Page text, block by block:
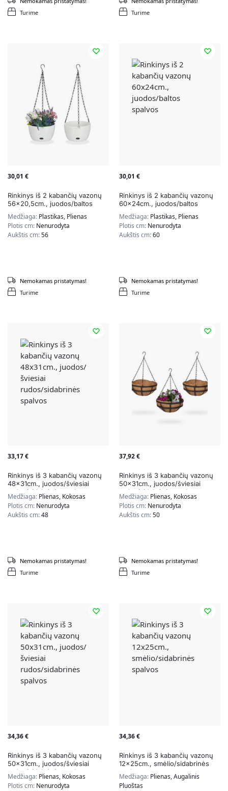
Turime Turime
30,01 €
Rinkinys iš 2 kabančių vazonų
56×20,5cm., juodos/baltos
spalvos
Medžiaga: Plastikas, Plienas
Plotis cm: Nenurodyta
Aukštis cm:56
Turime
Nemokamas pristatymas!
30,01 €
Rinkinys iš 2 kabančių vazonų
60x24cm., juodos/baltos
spalvos
Medžiaga: Plastikas, Plienas
Plotis cm: Nenurodyta
Aukštis cm:60
Turime
Nemokamas pristatymas!
33,17€
Rinkinys iš 3 kabančių vazonų
48x31cm., juodos/šviesiai
rudos/sidabrinės spalvos
Medžiaga: Plienas, Kokosas
Plotis cm: Nenurodyta
Aukštis cm:48
Turime
Nemokamas pristatymas!
37,92€
Rinkinys iš 3 kabančių vazonų
50x31cm., juodos/šviesiai
rudos/sidabrinės spalvos
Medžiaga: Plienas, Kokosas
Plotis cm: Nenurodyta
Aukštis cm:50
Turime
Nemokamas pristatymas!
34,36€
Rinkinys iš 3 kabančių vazonų
50x31cm., juodos/šviesiai
rudos/sidabrinės spalvos
Medžiaga: Plienas, Kokosas
Plotis cm: Nenurodyta
34,36€
Rinkinys iš 3 kabančių vazonų
12x25cm., smėlio/sidabrinės
spalvos
Medžiaga: Plienas, Augalinis
Pluoštas